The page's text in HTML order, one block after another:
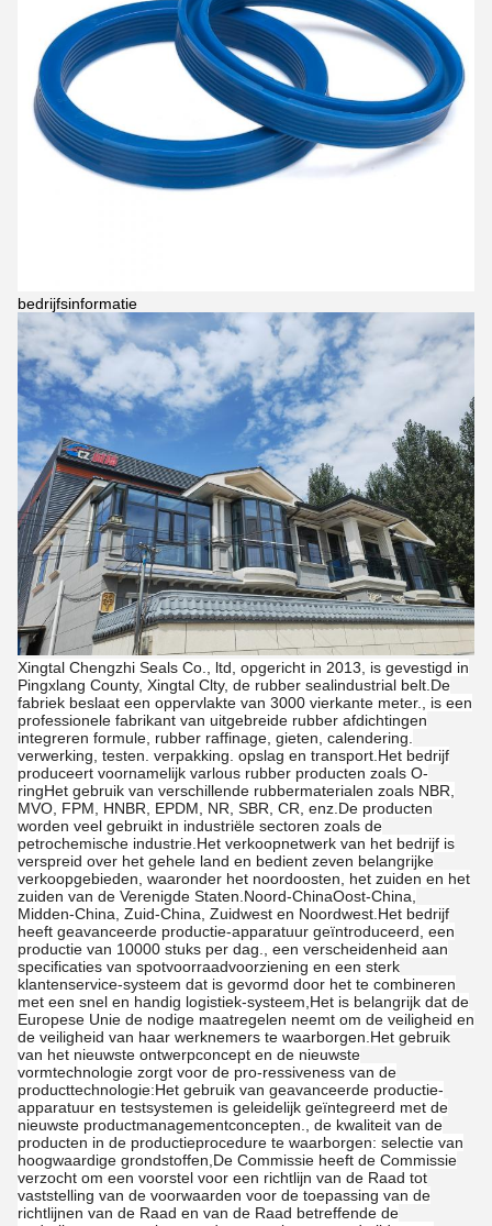
bedrijfsinformatie
Xingtal Chengzhi Seals Co., ltd, opgericht in 2013, is gevestigd in
Pingxlang County, Xingtal Clty, de rubber sealindustrial belt.De
fabriek beslaat een oppervlakte van 3000 vierkante meter., is een
professionele fabrikant van uitgebreide rubber afdichtingen
integreren formule, rubber raffinage, gieten, calendering.
verwerking, testen. verpakking. opslag en transport.Het bedrijf
produceert voornamelijk varlous rubber producten zoals O-
ringHet gebruik van verschillende rubbermaterialen zoals NBR,
MVO, FPM, HNBR, EPDM, NR, SBR, CR, enz.De producten
worden veel gebruikt in industriële sectoren zoals de
petrochemische industrie.Het verkoopnetwerk van het bedrijf is
verspreid over het gehele land en bedient zeven belangrijke
verkoopgebieden, waaronder het noordoosten, het zuiden en het
zuiden van de Verenigde Staten.Noord-ChinaOost-China,
Midden-China, Zuid-China, Zuidwest en Noordwest.Het bedrijf
heeft geavanceerde productie-apparatuur geïntroduceerd, een
productie van 10000 stuks per dag., een verscheidenheid aan
specificaties van spotvoorraadvoorziening en een sterk
klantenservice-systeem dat is gevormd door het te combineren
met een snel en handig logistiek-systeem,Het is belangrijk dat de
Europese Unie de nodige maatregelen neemt om de veiligheid en
de veiligheid van haar werknemers te waarborgen.Het gebruik
van het nieuwste ontwerpconcept en de nieuwste
vormtechnologie zorgt voor de pro-ressiveness van de
producttechnologie:Het gebruik van geavanceerde productie-
apparatuur en testsystemen is geleidelijk geïntegreerd met de
nieuwste productmanagementconcepten., de kwaliteit van de
producten in de productieprocedure te waarborgen: selectie van
hoogwaardige grondstoffen,De Commissie heeft de Commissie
verzocht om een voorstel voor een richtlijn van de Raad tot
vaststelling van de voorwaarden voor de toepassing van de
richtlijnen van de Raad en van de Raad betreffende de